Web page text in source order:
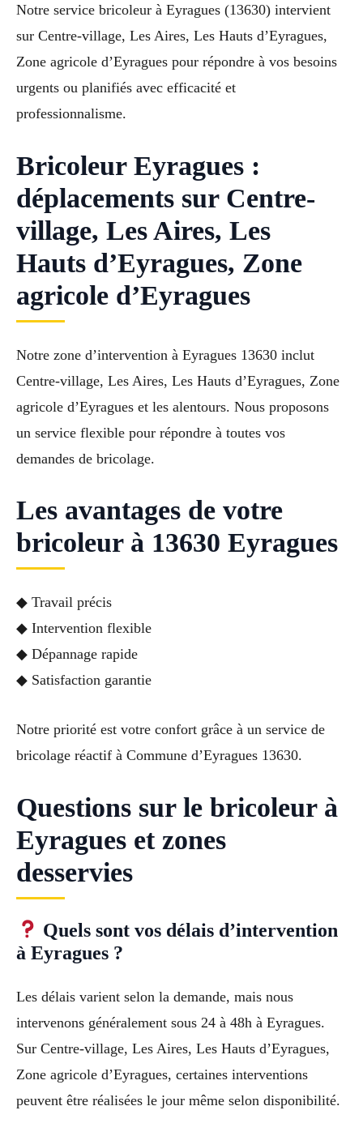
Notre service bricoleur à Eyragues (13630) intervient
sur Centre-village, Les Aires, Les Hauts d’Eyragues,
Zone agricole d’Eyragues pour répondre à vos besoins
urgents ou planifiés avec efficacité et
professionnalisme.
Bricoleur Eyragues :
déplacements sur Centre-
village, Les Aires, Les
Hauts d’Eyragues, Zone
agricole d’Eyragues
Notre zone d’intervention à Eyragues 13630 inclut
Centre-village, Les Aires, Les Hauts d’Eyragues, Zone
agricole d’Eyragues et les alentours. Nous proposons
un service flexible pour répondre à toutes vos
demandes de bricolage.
Les avantages de votre
bricoleur à 13630 Eyragues
◆ Travail précis
◆ Intervention flexible
◆ Dépannage rapide
◆ Satisfaction garantie
Notre priorité est votre confort grâce à un service de
bricolage réactif à Commune d’Eyragues 13630.
Questions sur le bricoleur à
Eyragues et zones
desservies
Quels sont vos délais d’intervention
à Eyragues ?
Les délais varient selon la demande, mais nous
intervenons généralement sous 24 à 48h à Eyragues.
Sur Centre-village, Les Aires, Les Hauts d’Eyragues,
Zone agricole d’Eyragues, certaines interventions
peuvent être réalisées le jour même selon disponibilité.